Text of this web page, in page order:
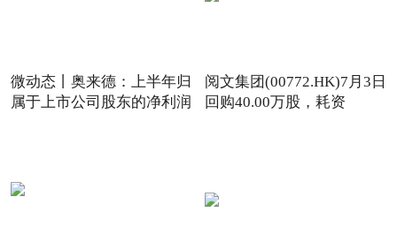
微动态丨奥来德：上半年归
属于上市公司股东的净利润
阅文集团(00772.HK)7月3日
回购40.00万股，耗资